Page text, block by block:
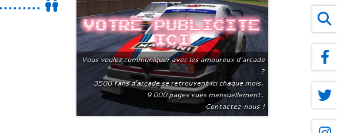
Votre publicite
ici
Vous voulez communiquer avec les amoureux d'arcade
?
3500 fans d'arcade se retrouvent ici chaque mois.
9 000 pages vues mensuellement.
Contactez-nous !